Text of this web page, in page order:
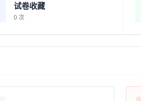
试卷收藏
0 次